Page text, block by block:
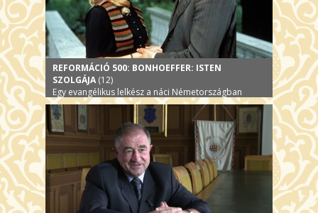
REFORMÁCIÓ 500: BONHOEFFER: ISTEN
SZOLGÁJA (12)
Egy evangélikus lelkész a náci Németországban